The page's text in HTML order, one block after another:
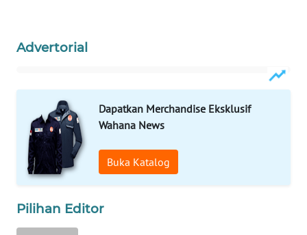
Advertorial
Dapatkan Merchandise Eksklusif
Wahana News
Buka Katalog
Pilihan Editor
NATUNA
BINTAN
WN
MANDALIKA
WN
WN